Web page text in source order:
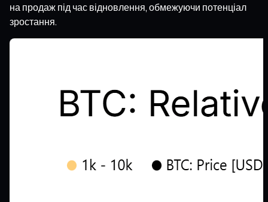
на продаж під час відновлення, обмежуючи потенціал
зростання.